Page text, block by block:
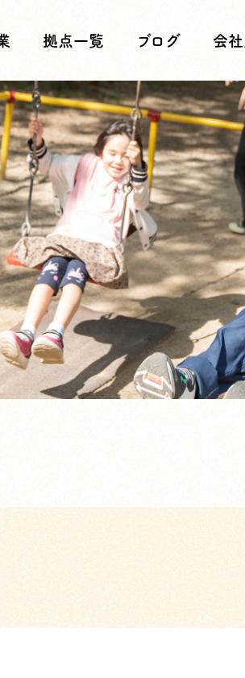
拠点一覧 ブログ 会